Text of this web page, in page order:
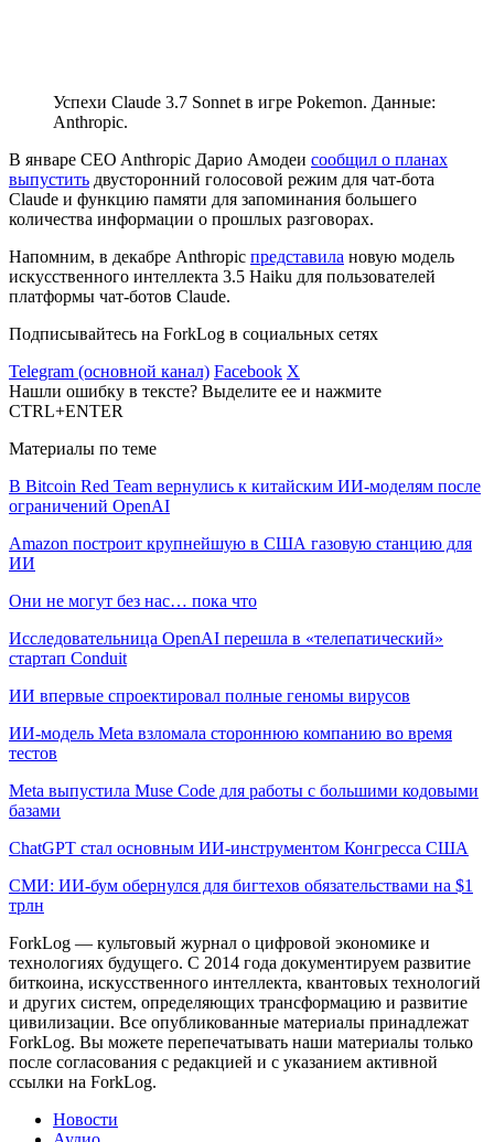
Успехи Claude 3.7 Sonnet в игре Pokemon. Данные:
Anthropic.
В январе CEO Anthropic Дарио Амодеи сообщил о планах
выпустить двусторонний голосовой режим для чат-бота
Claude и функцию памяти для запоминания большего
количества информации о прошлых разговорах.
Напомним, в декабре Anthropic представила новую модель
искусственного интеллекта 3.5 Haiku для пользователей
платформы чат-ботов Claude.
Подписывайтесь на ForkLog в социальных сетях
Telegram (основной канал) Facebook X
Нашли ошибку в тексте? Выделите ее и нажмите
CTRL+ENTER
Материалы по теме
В Bitcoin Red Team вернулись к китайским ИИ-моделям после
ограничений OpenAI
Amazon построит крупнейшую в США газовую станцию для
ИИ
Они не могут без нас… пока что
Исследовательница OpenAI перешла в «телепатический»
стартап Conduit
ИИ впервые спроектировал полные геномы вирусов
ИИ-модель Meta взломала стороннюю компанию во время
тестов
Meta выпустила Muse Code для работы с большими кодовыми
базами
ChatGPT стал основным ИИ-инструментом Конгресса США
СМИ: ИИ-бум обернулся для бигтехов обязательствами на $1
трлн
ForkLog — культовый журнал о цифровой экономике и
технологиях будущего. С 2014 года документируем развитие
биткоина, искусственного интеллекта, квантовых технологий
и других систем, определяющих трансформацию и развитие
цивилизации. Все опубликованные материалы принадлежат
ForkLog. Вы можете перепечатывать наши материалы только
после согласования с редакцией и с указанием активной
ссылки на ForkLog.
Новости